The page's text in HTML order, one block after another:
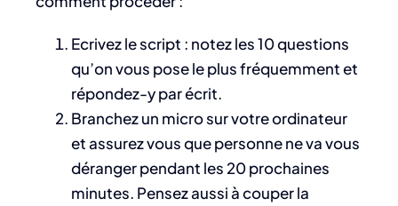
Ecrivez le script : notez les 10 questions
qu’on vous pose le plus fréquemment et
répondez-y par écrit.
Branchez un micro sur votre ordinateur
et assurez vous que personne ne va vous
déranger pendant les 20 prochaines
minutes. Pensez aussi à couper la